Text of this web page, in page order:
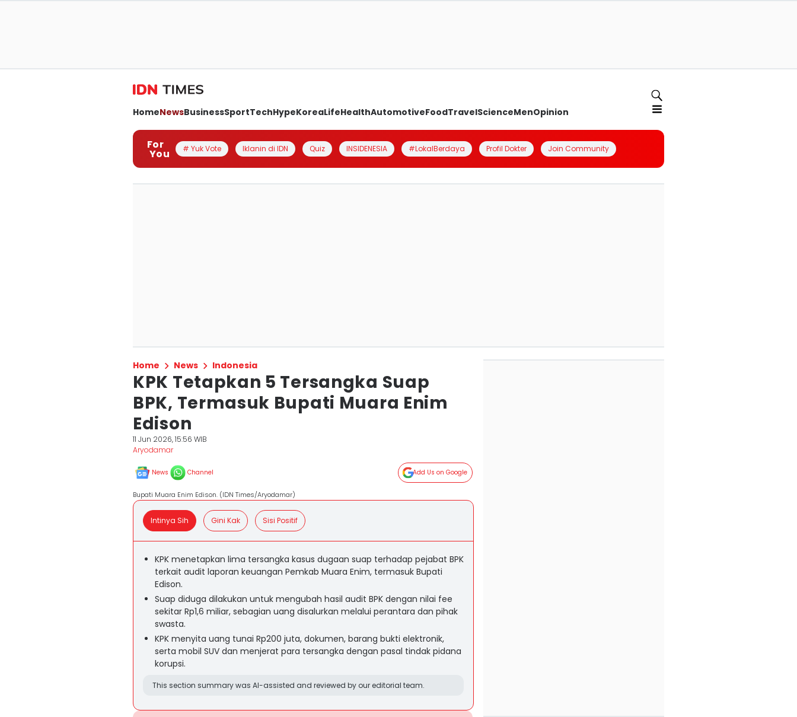
HomeNewsBusinessSportTechHypeKoreaLifeHealthAutomotiveFoodTravelScienceMenOpinion
For
You # Yuk Vote Iklanin di IDN Quiz INSIDENESIA #LokalBerdaya Profil Dokter Join Community
Home News Indonesia
KPK Tetapkan 5 Tersangka Suap
BPK, Termasuk Bupati Muara Enim
Edison
11 Jun 2026, 15:56 WIB
Aryodamar
News Channel Add Us on Google
Bupati Muara Enim Edison. (IDN Times/Aryodamar)
Intinya Sih Gini Kak Sisi Positif
KPK menetapkan lima tersangka kasus dugaan suap terhadap pejabat BPK
terkait audit laporan keuangan Pemkab Muara Enim, termasuk Bupati
Edison.
Suap diduga dilakukan untuk mengubah hasil audit BPK dengan nilai fee
sekitar Rp1,6 miliar, sebagian uang disalurkan melalui perantara dan pihak
swasta.
KPK menyita uang tunai Rp200 juta, dokumen, barang bukti elektronik,
serta mobil SUV dan menjerat para tersangka dengan pasal tindak pidana
korupsi.
This section summary was AI-assisted and reviewed by our editorial team.